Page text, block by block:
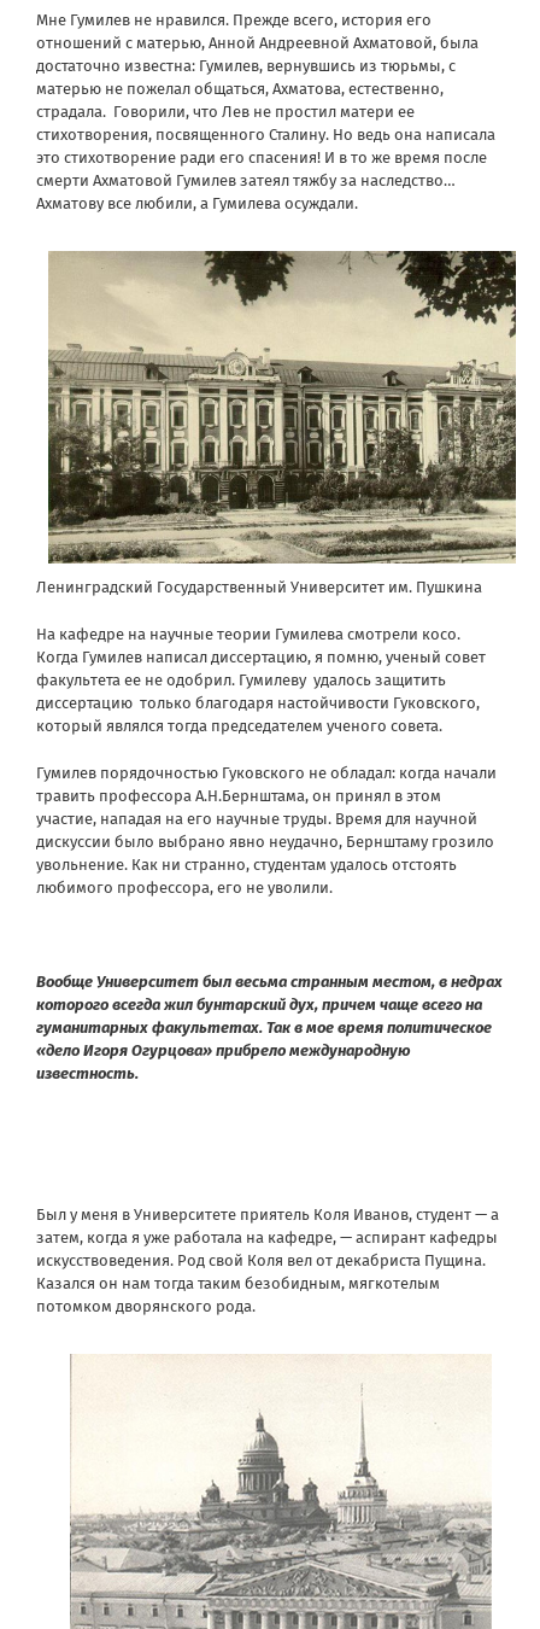
Мне Гумилев не нравился. Прежде всего, история его
отношений с матерью, Анной Андреевной Ахматовой, была
достаточно известна: Гумилев, вернувшись из тюрьмы, с
матерью не пожелал общаться, Ахматова, естественно,
страдала. Говорили, что Лев не простил матери ее
стихотворения, посвященного Сталину. Но ведь она написала
это стихотворение ради его спасения! И в то же время после
смерти Ахматовой Гумилев затеял тяжбу за наследство…
Ахматову все любили, а Гумилева осуждали.
Ленинградский Государственный Университет им. Пушкина
На кафедре на научные теории Гумилева смотрели косо.
Когда Гумилев написал диссертацию, я помню, ученый совет
факультета ее не одобрил. Гумилеву удалось защитить
диссертацию только благодаря настойчивости Гуковского,
который являлся тогда председателем ученого совета.
Гумилев порядочностью Гуковского не обладал: когда начали
травить профессора А.Н.Бернштама, он принял в этом
участие, нападая на его научные труды. Время для научной
дискуссии было выбрано явно неудачно, Бернштаму грозило
увольнение. Как ни странно, студентам удалось отстоять
любимого профессора, его не уволили.
Вообще Университет был весьма странным местом, в недрах
которого всегда жил бунтарский дух, причем чаще всего на
гуманитарных факультетах. Так в мое время политическое
«дело Игоря Огурцова» прибрело международную
известность.
Был у меня в Университете приятель Коля Иванов, студент — а
затем, когда я уже работала на кафедре, — аспирант кафедры
искусствоведения. Род свой Коля вел от декабриста Пущина.
Казался он нам тогда таким безобидным, мягкотелым
потомком дворянского рода.